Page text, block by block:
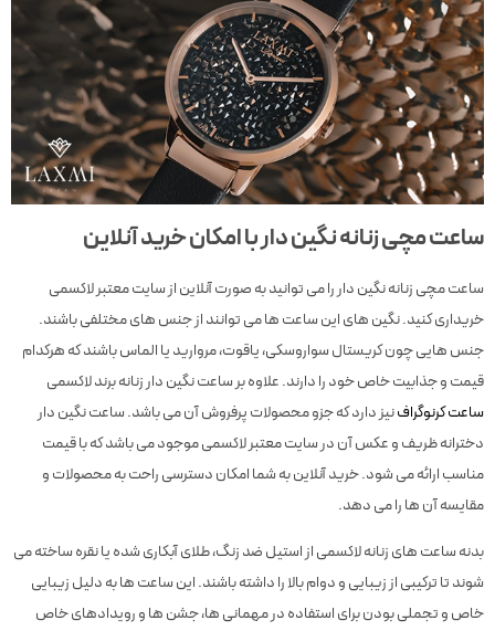
ساعت مچی زنانه نگین دار با امکان خرید آنلاین
ساعت مچی زنانه نگین دار را می توانید به صورت آنلاین از سایت معتبر لاکسمی
خریداری کنید. نگین های این ساعت ها می توانند از جنس های مختلفی باشند.
جنس هایی چون کریستال سواروسکی، یاقوت، مروارید یا الماس باشند که هرکدام
قیمت و جذابیت خاص خود را دارند. علاوه بر ساعت نگین دار زنانه برند لاکسمی
ساعت کرنوگرافنیز دارد که جزو محصولات پرفروش آن می باشد. ساعت نگین دار
دخترانه ظریف و عکس آن در سایت معتبر لاکسمی موجود می باشد که با قیمت
مناسب ارائه می شود. خرید آنلاین به شما امکان دسترسی راحت به محصولات و
مقایسه آن ها را می دهد.
بدنه ساعت های زنانه لاکسمی از استیل ضد زنگ، طلای آبکاری شده یا نقره ساخته می
شوند تا ترکیبی از زیبایی و دوام بالا را داشته باشند. این ساعت ها به دلیل زیبایی
خاص و تجملی بودن برای استفاده در مهمانی ها، جشن ها و رویدادهای خاص